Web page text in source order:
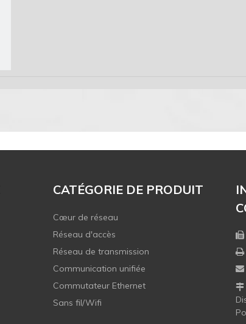
CATÉGORIE DE PRODUIT
Cœur de réseau
Réseau d'accès
Réseau de transmission
Communication unifiée
Commutateur Ethernet
Sans fil/Wifi



